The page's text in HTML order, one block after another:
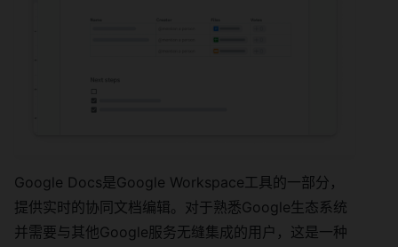
Google Docs是Google Workspace工具的一部分，
提供实时的协同文档编辑。对于熟悉Google生态系统
并需要与其他Google服务无缝集成的用户，这是一种